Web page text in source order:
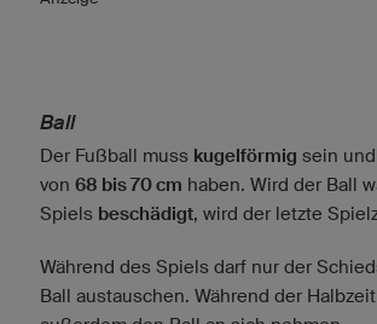
Ball
Der Fußball muss kugelförmig sein
von 68 bis 70 cm haben. Wird der Ball
Spiels beschädigt, wird der letzte
Während des Spiels darf nur der
Ball austauschen. Während der